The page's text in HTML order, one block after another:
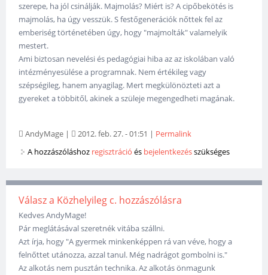
szerepe, ha jól csinálják. Majmolás? Miért is? A cipőbekötés is
majmolás, ha úgy vesszük. S festőgenerációk nőttek fel az
emberiség történetében úgy, hogy "majmolták" valamelyik
mestert.
Ami biztosan nevelési és pedagógiai hiba az az iskolában való
intézményesülése a programnak. Nem értékileg vagy
szépségileg, hanem anyagilag. Mert megkülönözteti azt a
gyereket a többitől, akinek a szüleje megengedheti magának.
AndyMage | 2012. feb. 27. - 01:51 | Permalink
A hozzászóláshoz regisztráció és bejelentkezésszükséges
Válasz a Közhelyileg c. hozzászólásra
Kedves AndyMage!
Pár meglátásával szeretnék vitába szállni.
Azt írja, hogy "A gyermek minkenképpen rá van véve, hogy a
felnőttet utánozza, azzal tanul. Még nadrágot gombolni is."
Az alkotás nem pusztán technika. Az alkotás önmagunk